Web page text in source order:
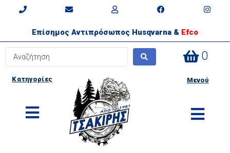
Επίσημος Αντιπρόσωπος Husqvarna & Efco
0
Κατηγορίες Μενού